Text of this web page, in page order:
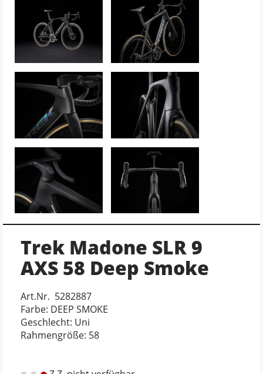
Trek Madone SLR 9
AXS 58 Deep Smoke
Art.Nr. 5282887
Farbe: DEEP SMOKE
Geschlecht: Uni
Rahmengröße: 58